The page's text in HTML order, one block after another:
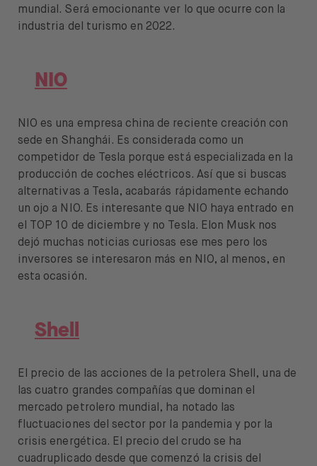
mundial. Será emocionante ver lo que ocurre con la
industria del turismo en 2022.
NIO
NIO es una empresa china de reciente creación con
sede en Shanghái. Es considerada como un
competidor de Tesla porque está especializada en la
producción de coches eléctricos. Así que si buscas
alternativas a Tesla, acabarás rápidamente echando
un ojo a NIO. Es interesante que NIO haya entrado en
el TOP 10 de diciembre y no Tesla. Elon Musk nos
dejó muchas noticias curiosas ese mes pero los
inversores se interesaron más en NIO, al menos, en
esta ocasión.
Shell
El precio de las acciones de la petrolera Shell, una de
las cuatro grandes compañías que dominan el
mercado petrolero mundial, ha notado las
fluctuaciones del sector por la pandemia y por la
crisis energética. El precio del crudo se ha
cuadruplicado desde que comenzó la crisis del